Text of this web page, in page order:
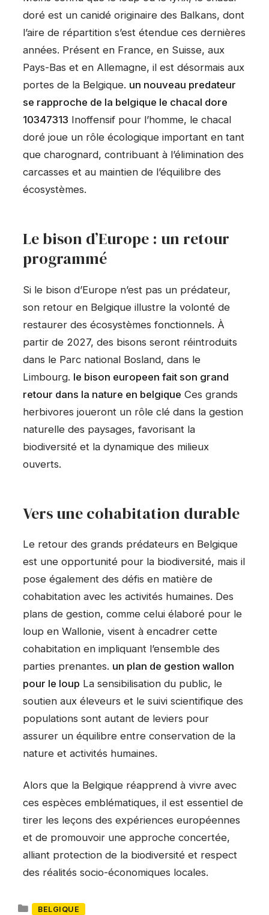
doré est un canidé originaire des Balkans, dont
l’aire de répartition s’est étendue ces dernières
années. Présent en France, en Suisse, aux
Pays-Bas et en Allemagne, il est désormais aux
portes de la Belgique. un nouveau predateur
se rapproche de la belgique le chacal dore
10347313 Inoffensif pour l’homme, le chacal
doré joue un rôle écologique important en tant
que charognard, contribuant à l’élimination des
carcasses et au maintien de l’équilibre des
écosystèmes.
Le bison d’Europe : un retour
programmé
Si le bison d’Europe n’est pas un prédateur,
son retour en Belgique illustre la volonté de
restaurer des écosystèmes fonctionnels. À
partir de 2027, des bisons seront réintroduits
dans le Parc national Bosland, dans le
Limbourg. le bison europeen fait son grand
retour dans la nature en belgique Ces grands
herbivores joueront un rôle clé dans la gestion
naturelle des paysages, favorisant la
biodiversité et la dynamique des milieux
ouverts.
Vers une cohabitation durable
Le retour des grands prédateurs en Belgique
est une opportunité pour la biodiversité, mais il
pose également des défis en matière de
cohabitation avec les activités humaines. Des
plans de gestion, comme celui élaboré pour le
loup en Wallonie, visent à encadrer cette
cohabitation en impliquant l’ensemble des
parties prenantes. un plan de gestion wallon
pour le loup La sensibilisation du public, le
soutien aux éleveurs et le suivi scientifique des
populations sont autant de leviers pour
assurer un équilibre entre conservation de la
nature et activités humaines.
Alors que la Belgique réapprend à vivre avec
ces espèces emblématiques, il est essentiel de
tirer les leçons des expériences européennes
et de promouvoir une approche concertée,
alliant protection de la biodiversité et respect
des réalités socio-économiques locales.
Catégories
BELGIQUE